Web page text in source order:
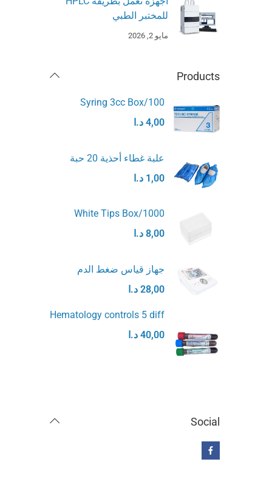
للمختبر الطبي
مايو 2, 2026
Products
Syring 3cc Box/100
4,00 د.ا
علبة غطاء أحذية 20 حبة
1,00 د.ا
White Tips Box/1000
8,00 د.ا
جهاز قياس ضغط الدم
28,00 د.ا
Hematology controls 5 diff
40,00 د.ا
Social